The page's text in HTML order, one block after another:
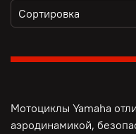
Мотоциклы Yamaha
аэродинамикой,